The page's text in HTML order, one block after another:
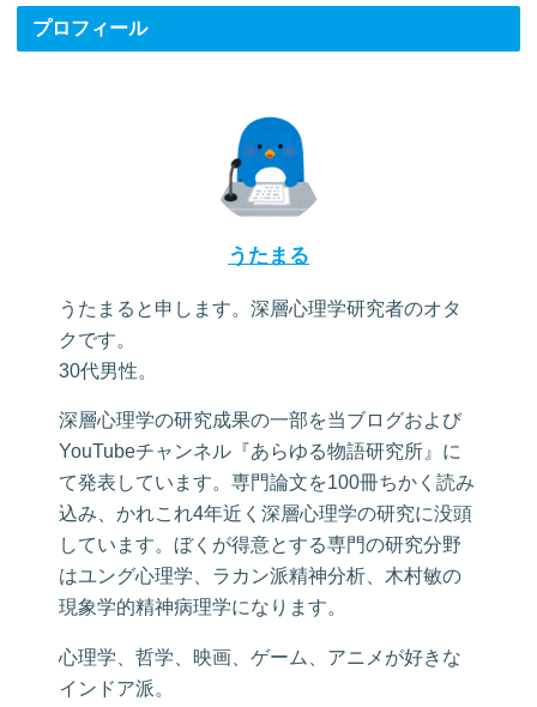
プロフィール
うたまる
うたまると申します。深層心理学研究者のオタ
クです。
30代男性。
深層心理学の研究成果の一部を当ブログおよび
YouTubeチャンネル『あらゆる物語研究所』に
て発表しています。専門論文を100冊ちかく読み
込み、かれこれ4年近く深層心理学の研究に没頭
しています。ぼくが得意とする専門の研究分野
はユング心理学、ラカン派精神分析、木村敏の
現象学的精神病理学になります。
心理学、哲学、映画、ゲーム、アニメが好きな
インドア派。